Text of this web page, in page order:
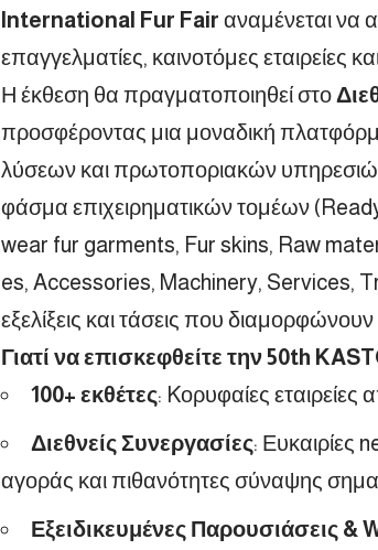
International Fur Fair αναμένεται να
επαγγελματίες, καινοτόμες εταιρείες
Η έκθεση θα πραγματοποιηθεί στο
προσφέροντας μια μοναδική
λύσεων και πρωτοποριακών
φάσμα επιχειρηματικών τομέων (
wear fur garments, Fur skins, Raw
es, Accessories, Machinery, Services,
εξελίξεις και τάσεις που
Γιατί να επισκεφθείτε την 50th
100+ εκθέτες: Kορυφαίες εταιρείες
Διεθνείς Συνεργασίες: Ευκαιρίες
αγοράς και πιθανότητες σύναψης
Εξειδικευμένες Παρουσιάσεις &